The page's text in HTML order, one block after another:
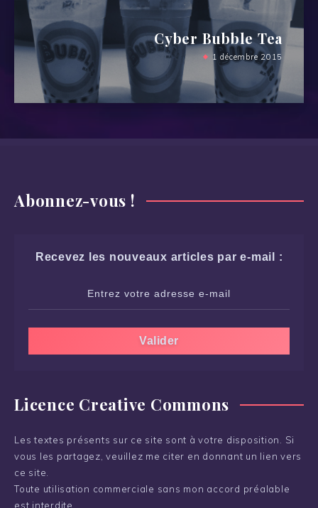
Cyber Bubble Tea
1 décembre 2015
Abonnez-vous !
Recevez les nouveaux articles par e-mail :
Licence Creative Commons
Les textes présents sur ce site sont à votre disposition. Si
vous les partagez, veuillez me citer en donnant un lien vers
ce site.
Toute utilisation commerciale sans mon accord préalable
est interdite.